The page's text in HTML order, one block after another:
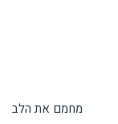
מחמם את הלב